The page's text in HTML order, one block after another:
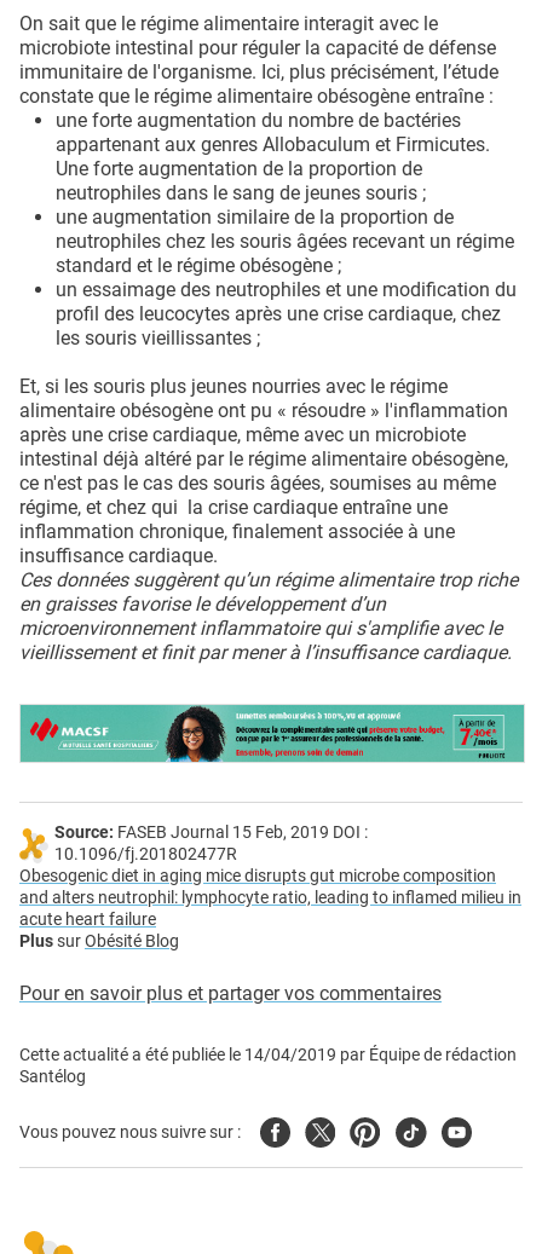
On sait que le régime alimentaire interagit avec le
microbiote intestinal pour réguler la capacité de défense
immunitaire de l'organisme. Ici, plus précisément, l’étude
constate que le régime alimentaire obésogène entraîne :
une forte augmentation du nombre de bactéries
appartenant aux genres Allobaculum et Firmicutes.
Une forte augmentation de la proportion de
neutrophiles dans le sang de jeunes souris ;
une augmentation similaire de la proportion de
neutrophiles chez les souris âgées recevant un régime
standard et le régime obésogène ;
un essaimage des neutrophiles et une modification du
profil des leucocytes après une crise cardiaque, chez
les souris vieillissantes ;
Et, si les souris plus jeunes nourries avec le régime
alimentaire obésogène ont pu « résoudre » l'inflammation
après une crise cardiaque, même avec un microbiote
intestinal déjà altéré par le régime alimentaire obésogène,
ce n'est pas le cas des souris âgées, soumises au même
régime, et chez qui la crise cardiaque entraîne une
inflammation chronique, finalement associée à une
insuffisance cardiaque.
Ces données suggèrent qu’un régime alimentaire trop riche
en graisses favorise le développement d’un
microenvironnement inflammatoire qui s'amplifie avec le
vieillissement et finit par mener à l’insuffisance cardiaque.
Source: FASEB Journal 15 Feb, 2019 DOI :
10.1096/fj.201802477R
Obesogenic diet in aging mice disrupts gut microbe composition
and alters neutrophil: lymphocyte ratio, leading to inflamed milieu in
acute heart failure
PlussurObésité Blog
Pour en savoir plus et partager vos commentaires
Cette actualité a été publiée le 14/04/2019 par Équipe de rédaction
Santélog
Vous pouvez nous suivre sur : FacebookTwitterPinterest
TiktokYoutube